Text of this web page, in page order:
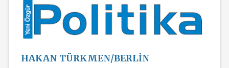
HAKAN TÜRKMEN/BERLİN